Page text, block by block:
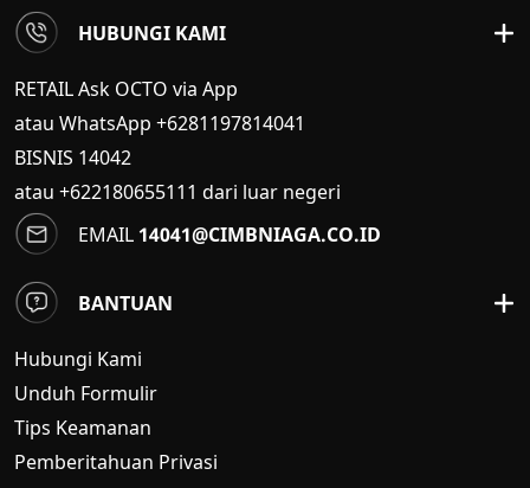
HUBUNGI KAMI
RETAIL Ask OCTO via App
atau WhatsApp +6281197814041
BISNIS 14042
atau +622180655111 dari luar negeri
EMAIL 14041@CIMBNIAGA.CO.ID
BANTUAN
Hubungi Kami
Unduh Formulir
Tips Keamanan
Pemberitahuan Privasi